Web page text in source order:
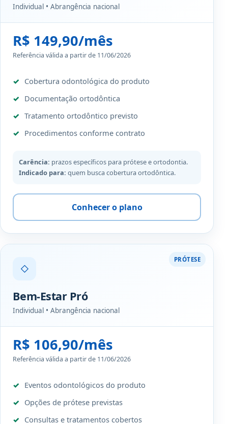
Individual • Abrangência nacional
R$ 149,90/mês
Referência válida a partir de 11/06/2026
Cobertura odontológica do produto
Documentação ortodôntica
Tratamento ortodôntico previsto
Procedimentos conforme contrato
Carência: prazos específicos para prótese e ortodontia.
Indicado para: quem busca cobertura ortodôntica.
Conhecer o plano
PRÓTESE
◇
Bem-Estar Pró
Individual • Abrangência nacional
R$ 106,90/mês
Referência válida a partir de 11/06/2026
Eventos odontológicos do produto
Opções de prótese previstas
Consultas e tratamentos cobertos